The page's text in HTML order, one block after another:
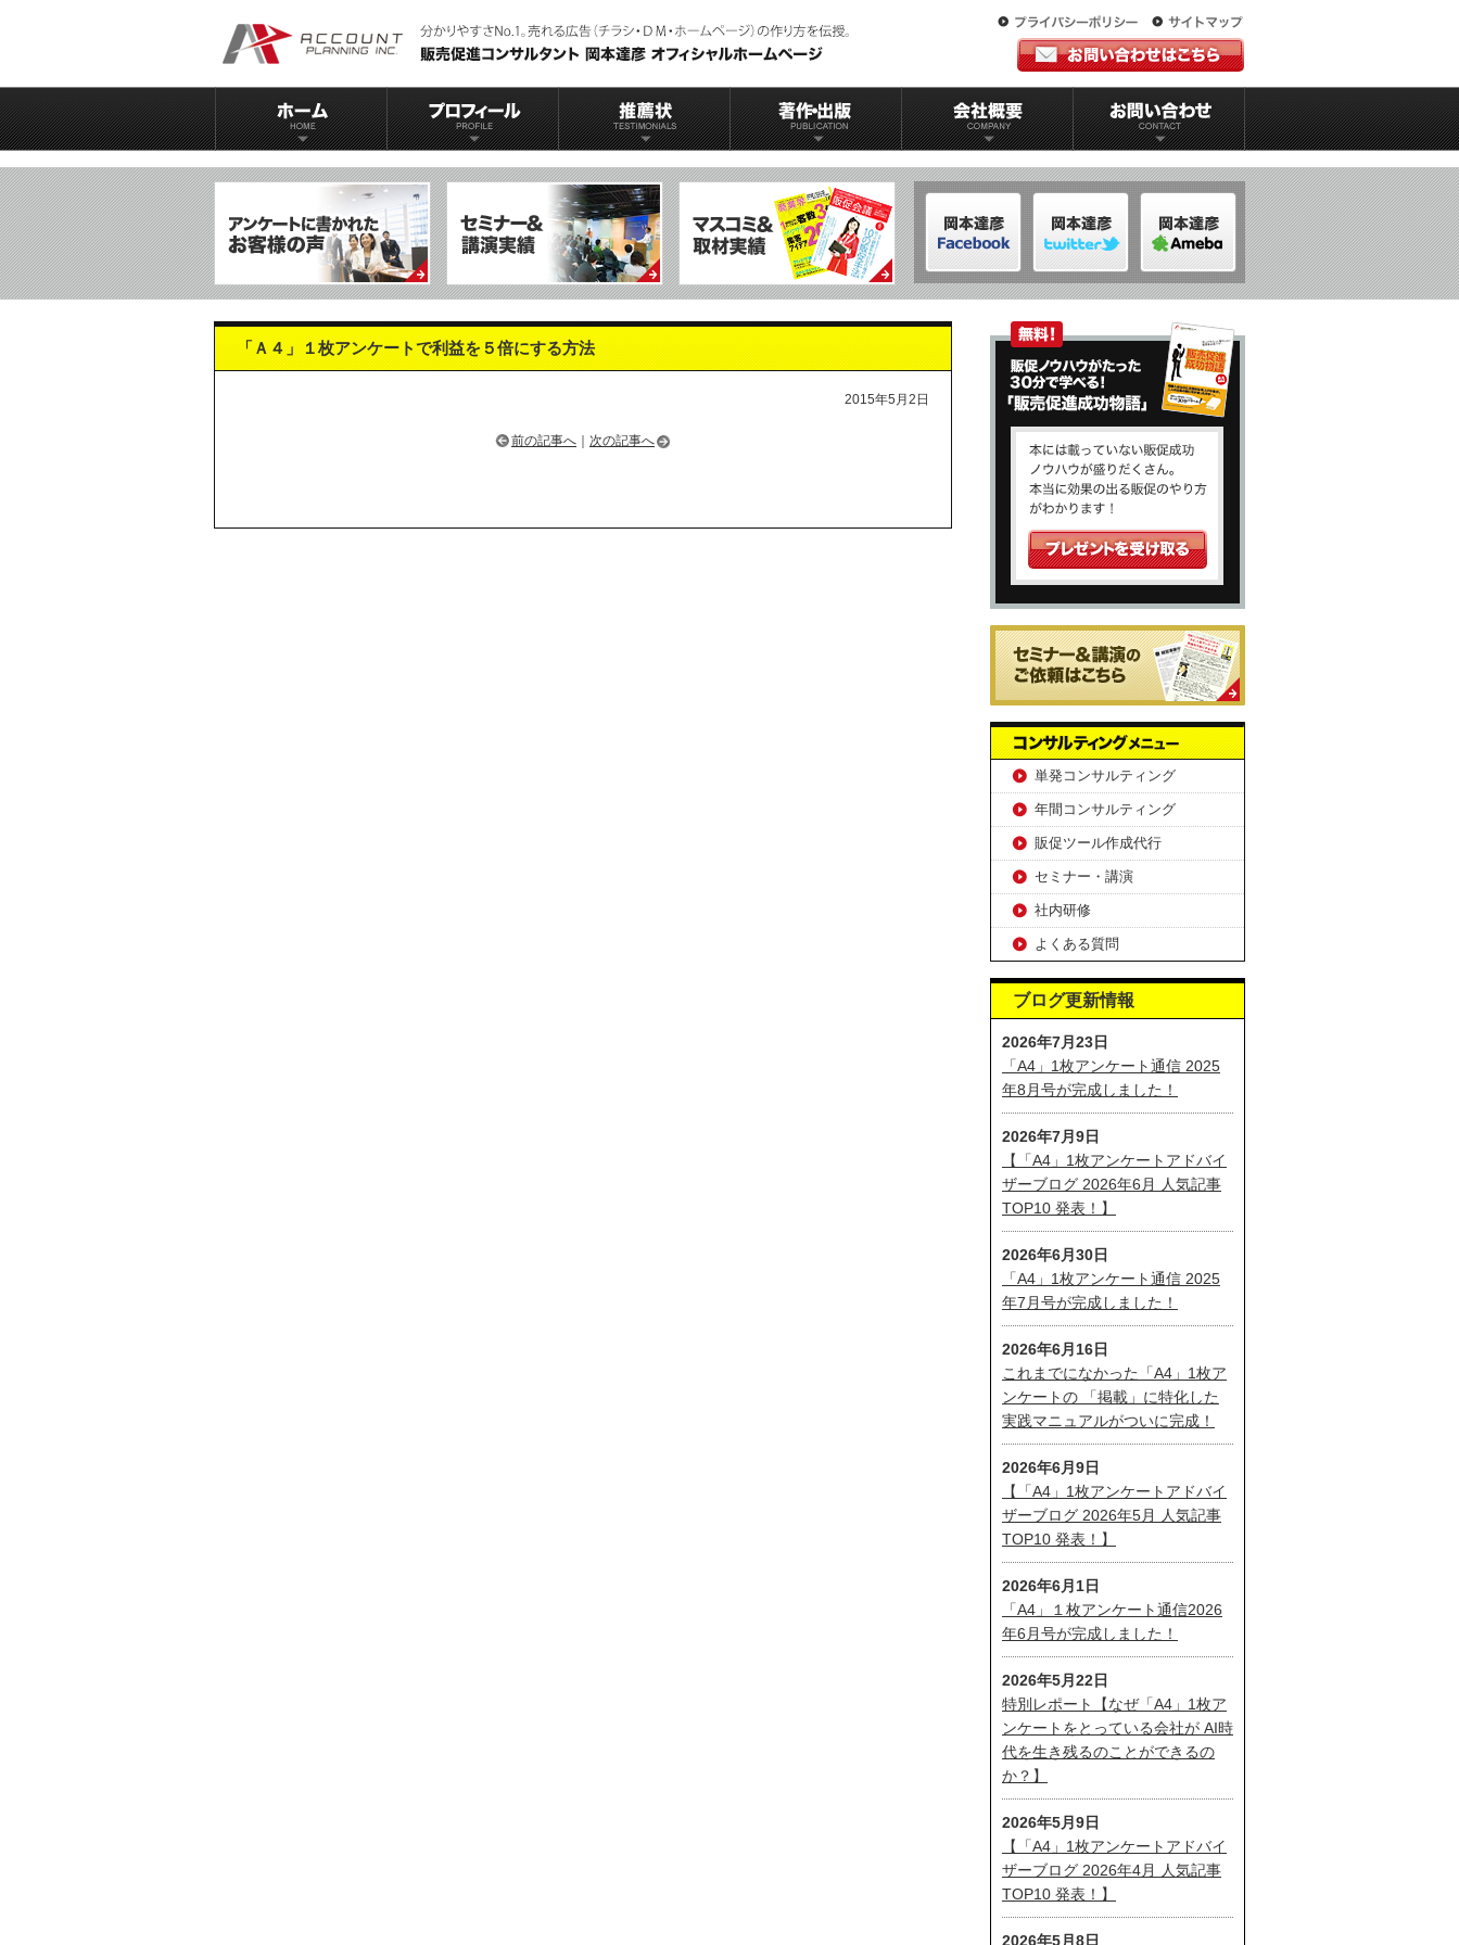
「Ａ４」１枚アンケートで利益を５倍にする方法
2015年5月2日
前の記事へ 次の記事へ
単発コンサルティング
年間コンサルティング
販促ツール作成代行
セミナー・講演
社内研修
よくある質問
ブログ更新情報
2026年7月23日
「A4」1枚アンケート通信 2025
年8月号が完成しました！
2026年7月9日
【「A4」1枚アンケートアドバイ
ザーブログ 2026年6月 人気記事
TOP10 発表！】
2026年6月30日
「A4」1枚アンケート通信 2025
年7月号が完成しました！
2026年6月16日
これまでになかった「A4」1枚ア
ンケートの 「掲載」に特化した
実践マニュアルがついに完成！
2026年6月9日
【「A4」1枚アンケートアドバイ
ザーブログ 2026年5月 人気記事
TOP10 発表！】
2026年6月1日
「A4」１枚アンケート通信2026
年6月号が完成しました！
2026年5月22日
特別レポート【なぜ「A4」1枚ア
ンケートをとっている会社が AI時
代を生き残るのことができるの
か？】
2026年5月9日
【「A4」1枚アンケートアドバイ
ザーブログ 2026年4月 人気記事
TOP10 発表！】
2026年5月8日